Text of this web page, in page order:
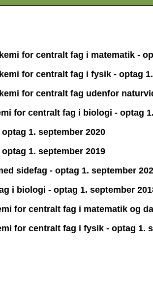
for centralt fag i matematik -
for centralt fag i fysik - optag
for centralt fag udenfor
for centralt fag i biologi - optag
1. september 2020
1. september 2019
sidefag - optag 1. september
i biologi - optag 1. september
for centralt fag i matematik og
for centralt fag i fysik - optag 1.